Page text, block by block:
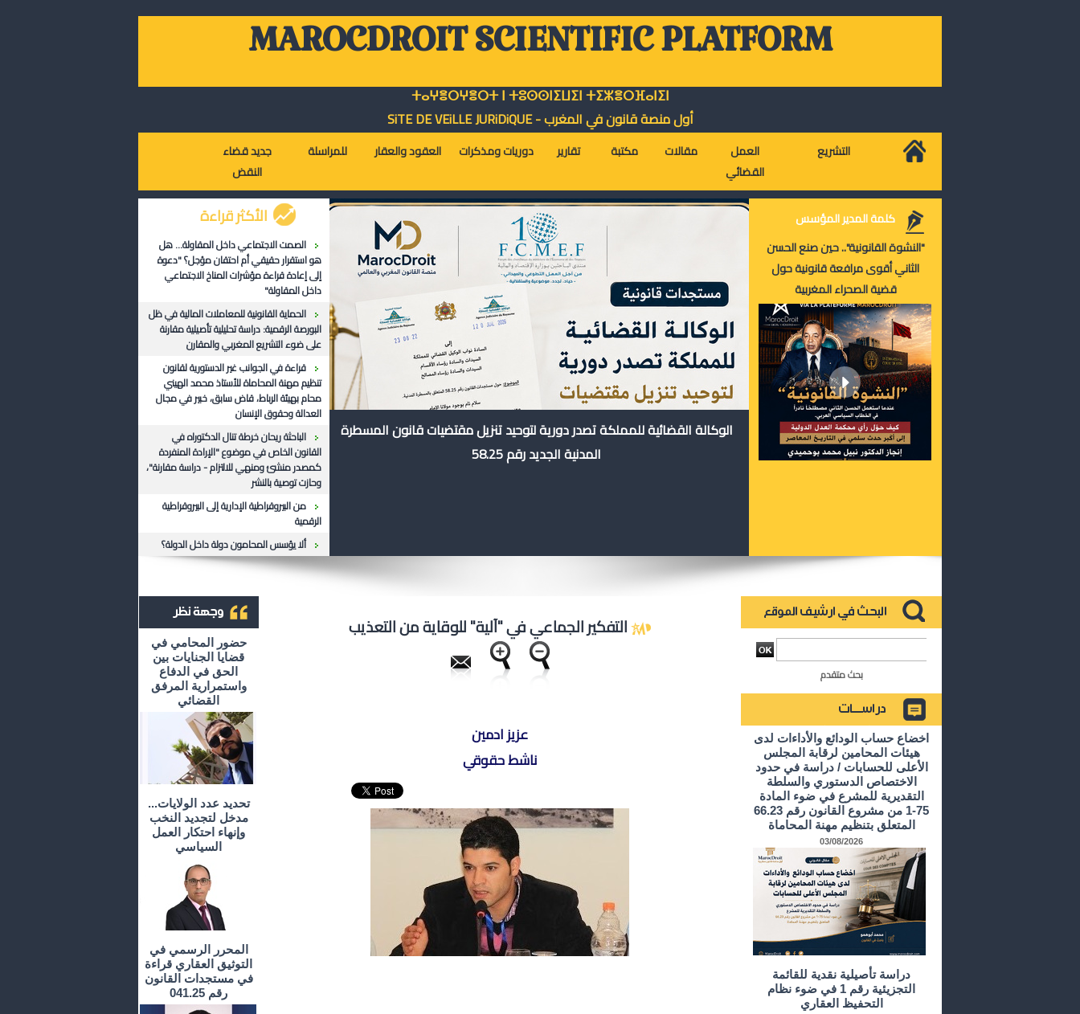
MAROCDROIT SCIENTIFIC PLATFORM
ⵜⴰⵖⴻⵔⵖⴻⵔⵜ ⵏ ⵜⵓⵙⵙⵏⵉⵡⵉⵏ ⵜⵉⵣⴻⵔⴼⴰⵏⵉⵏ
أول منصة قانون في المغرب - SiTE DE VEiLLE JURiDiQUE
جديد قضاء
النقض
للمراسلة العقود والعقار دوريات ومذكرات تقارير مكتبة مقالات
العمل
القضائي
التشريع
الأكثر قراءة
الصمت الاجتماعي داخل المقاولة... هل
هو استقرار حقيقي أم احتقان مؤجل؟ "دعوة
إلى إعادة قراءة مؤشرات المناخ الاجتماعي
داخل المقاولة"
الحماية القانونية للمعاملات المالية في ظل
البورصة الرقمية: دراسة تحليلية تأصيلية مقارنة
على ضوء التشريع المغربي والمقارن
قراءة في الجوانب غير الدستورية لقانون
تنظيم مهنة المحاماة للأستاذ محمد الهيني
محام بهيئة الرباط، قاض سابق، خبير في مجال
العدالة وحقوق الإنسان
الباحثة ريحان خرطة تنال الدكتوراه في
القانون الخاص في موضوع "الإرادة المنفردة
كمصدر منشئ ومنهي للالتزام - دراسة مقارنة"،
وحازت توصية بالنشر
من البيروقراطية الإدارية إلى البيروقراطية
الرقمية
ألا يؤسس المحامون دولة داخل الدولة؟
الوكالة القضائية للمملكة تصدر دورية لتوحيد تنزيل مقتضيات قانون المسطرة
المدنية الجديد رقم 58.25
كلمة المدير المؤسس
"النشوة القانونية".. حين صنع الحسن
الثاني أقوى مرافعة قانونية حول
قضية الصحراء المغربية
حضور المحامي في
قضايا الجنايات بين
الحق في الدفاع
واستمرارية المرفق
القضائي
تحديد عدد الولايات...
مدخل لتجديد النخب
وإنهاء احتكار العمل
السياسي
المحرر الرسمي في
التوثيق العقاري قراءة
في مستجدات القانون
رقم 041.25
التفكير الجماعي في "آلية" للوقاية من التعذيب
عزيز ادمين
ناشط حقوقي
بحث متقدم
اخضاع حساب الودائع والأداءات لدى
هيئات المحامين لرقابة المجلس
الأعلى للحسابات / دراسة في حدود
الاختصاص الدستوري والسلطة
التقديرية للمشرع في ضوء المادة
75-1 من مشروع القانون رقم 66.23
المتعلق بتنظيم مهنة المحاماة
03/08/2026
دراسة تأصيلية نقدية للقائمة
التجزيئية رقم 1 في ضوء نظام
التحفيظ العقاري